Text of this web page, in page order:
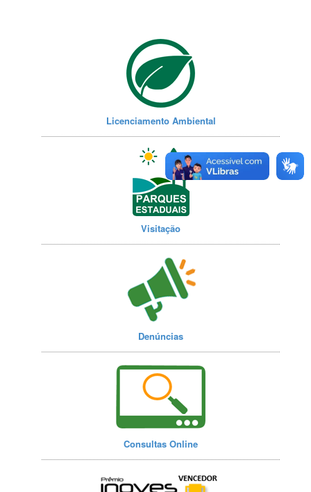
Licenciamento Ambiental
Visitação
Denúncias
Consultas Online